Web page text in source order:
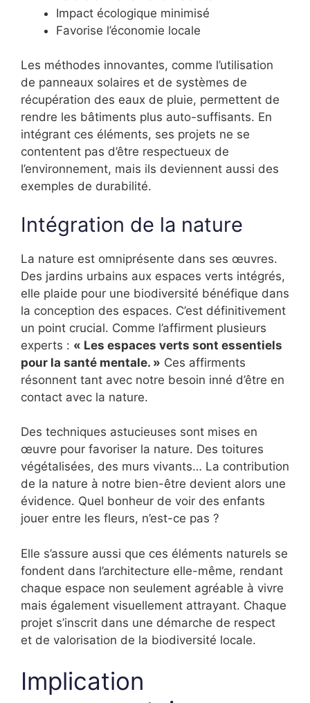
Impact écologique minimisé
Favorise l’économie locale
Les méthodes innovantes, comme l’utilisation
de panneaux solaires et de systèmes de
récupération des eaux de pluie, permettent de
rendre les bâtiments plus auto-suffisants. En
intégrant ces éléments, ses projets ne se
contentent pas d’être respectueux de
l’environnement, mais ils deviennent aussi des
exemples de durabilité.
Intégration de la nature
La nature est omniprésente dans ses œuvres.
Des jardins urbains aux espaces verts intégrés,
elle plaide pour une biodiversité bénéfique dans
la conception des espaces. C’est définitivement
un point crucial. Comme l’affirment plusieurs
experts : « Les espaces verts sont essentiels
pour la santé mentale. » Ces affirments
résonnent tant avec notre besoin inné d’être en
contact avec la nature.
Des techniques astucieuses sont mises en
œuvre pour favoriser la nature. Des toitures
végétalisées, des murs vivants… La contribution
de la nature à notre bien-être devient alors une
évidence. Quel bonheur de voir des enfants
jouer entre les fleurs, n’est-ce pas ?
Elle s’assure aussi que ces éléments naturels se
fondent dans l’architecture elle-même, rendant
chaque espace non seulement agréable à vivre
mais également visuellement attrayant. Chaque
projet s’inscrit dans une démarche de respect
et de valorisation de la biodiversité locale.
Implication